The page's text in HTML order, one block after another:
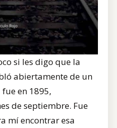
si les digo que la
abiertamente de un
en 1895,
de septiembre. Fue
mí encontrar esa